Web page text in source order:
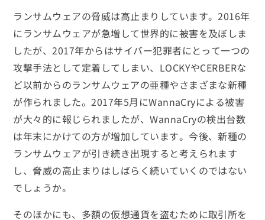
ランサムウェアの脅威は高止まりしています。2016年
にランサムウェアが急増して世界的に被害を及ぼしま
したが、2017年からはサイバー犯罪者にとって一つの
攻撃手法として定着してしまい、LOCKYやCERBERな
ど以前からのランサムウェアの亜種やさまざまな新種
が作られました。2017年5月にWannaCryによる被害
が大々的に報じられましたが、WannaCryの検出台数
は年末にかけての方が増加しています。今後、新種の
ランサムウェアが引き続き出現すると考えられます
し、脅威の高止まりはしばらく続いていくのではない
でしょうか。
そのほかにも、多額の仮想通貨を盗むために取引所を